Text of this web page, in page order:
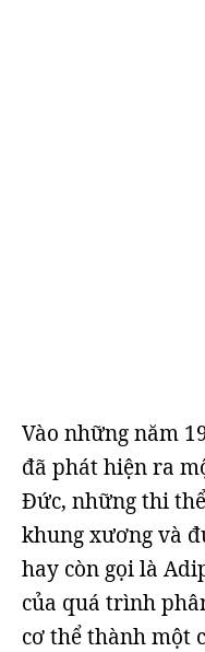
Vào những năm
đã phát hiện ra
Đức, những thi
khung xương và
hay còn gọi là
của quá trình
cơ thể thành một